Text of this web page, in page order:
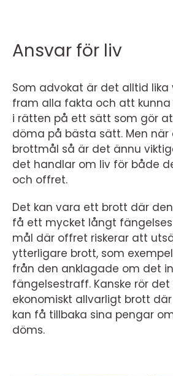
Ansvar för liv
Som advokat är det alltid
fram alla fakta och att
i rätten på ett sätt som gör
döma på bästa sätt. Men
brottmål så är det ännu
det handlar om liv för både
och offret.
Det kan vara ett brott där
få ett mycket långt
mål där offret riskerar att
ytterligare brott, som
från den anklagade om det
fängelsestraff. Kanske rör
ekonomiskt allvarligt brott
kan få tillbaka sina pengar
döms.